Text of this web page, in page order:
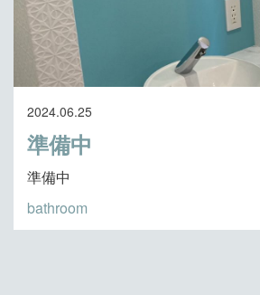
準備中
2024.06.25
準備中
bathroom